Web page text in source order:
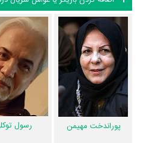
طور متوسط فعالیت 39ام بازیگران این اثر است.
1 تن از بازیگران دردسرهای شیرین،
اثر تجربه کرده است، در واقع در دردسرهای شیرین 1 سریال
سهیل قاصدی.
همچنینسهیل موفق
کارگردان
بازیگرانی چونپوراندخت مهیمن رسول
ارسلان قاسمی،یوسف مرادیان،پوریا
سمیرا حسینی
پاشا جمالی ژیلا داییو
پوراندخت مهیمن رسول